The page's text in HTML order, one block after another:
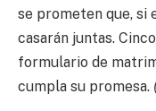
se prometen que, si
casarán juntas.
formulario de
cumpla su promesa.